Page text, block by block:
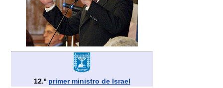
12.º primer ministro de Israel